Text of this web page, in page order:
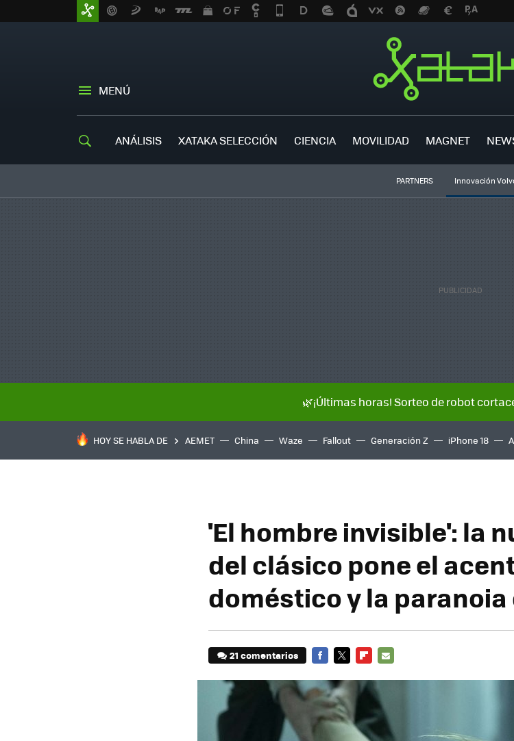
MENÚ
ANÁLISIS XATAKA SELECCIÓN CIENCIA MOVILIDAD MAGNET
PARTNERS Innovación
🌿¡Últimas horas! Sorteo de robot
HOY SE HABLA DE AEMET China Waze Fallout Generación Z iPhone 18
'El hombre invisible': la
del clásico pone el
doméstico y la
21 comentarios
MAIL